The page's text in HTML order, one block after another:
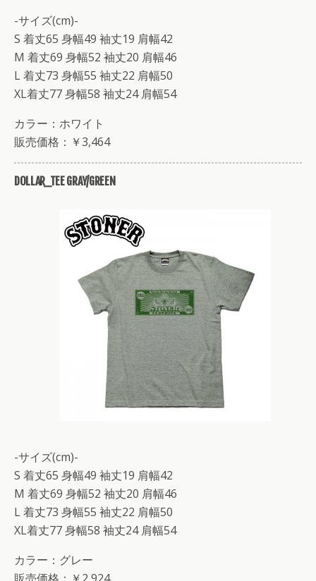
-サイズ(cm)-
S 着丈65 身幅49 袖丈19 肩幅42
M 着丈69 身幅52 袖丈20 肩幅46
L 着丈73 身幅55 袖丈22 肩幅50
XL着丈77 身幅58 袖丈24 肩幅54
カラー：ホワイト
販売価格：￥3,464
DOLLAR_TEE GRAY/GREEN
-サイズ(cm)-
S 着丈65 身幅49 袖丈19 肩幅42
M 着丈69 身幅52 袖丈20 肩幅46
L 着丈73 身幅55 袖丈22 肩幅50
XL着丈77 身幅58 袖丈24 肩幅54
カラー：グレー